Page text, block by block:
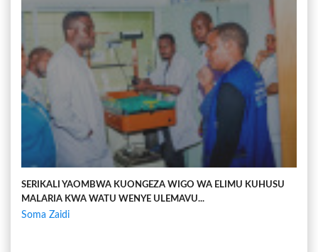
SERIKALI YAOMBWA KUONGEZA WIGO WA ELIMU KUHUSU
MALARIA KWA WATU WENYE ULEMAVU...
Soma Zaidi